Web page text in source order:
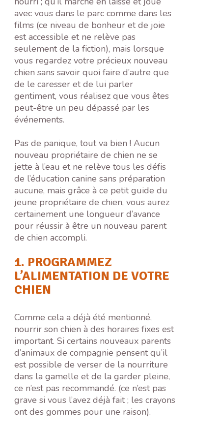
avec vous dans le parc comme dans les
films (ce niveau de bonheur et de joie
est accessible et ne relève pas
seulement de la fiction), mais lorsque
vous regardez votre précieux nouveau
chien sans savoir quoi faire d’autre que
de le caresser et de lui parler
gentiment, vous réalisez que vous êtes
peut-être un peu dépassé par les
événements.
Pas de panique, tout va bien ! Aucun
nouveau propriétaire de chien ne se
jette à l’eau et ne relève tous les défis
de l’éducation canine sans préparation
aucune, mais grâce à ce petit guide du
jeune propriétaire de chien, vous aurez
certainement une longueur d’avance
pour réussir à être un nouveau parent
de chien accompli.
1. PROGRAMMEZ
L’ALIMENTATION DE VOTRE
CHIEN
Comme cela a déjà été mentionné,
nourrir son chien à des horaires fixes est
important. Si certains nouveaux parents
d’animaux de compagnie pensent qu’il
est possible de verser de la nourriture
dans la gamelle et de la garder pleine,
ce n’est pas recommandé. (ce n’est pas
grave si vous l’avez déjà fait ; les crayons
ont des gommes pour une raison).